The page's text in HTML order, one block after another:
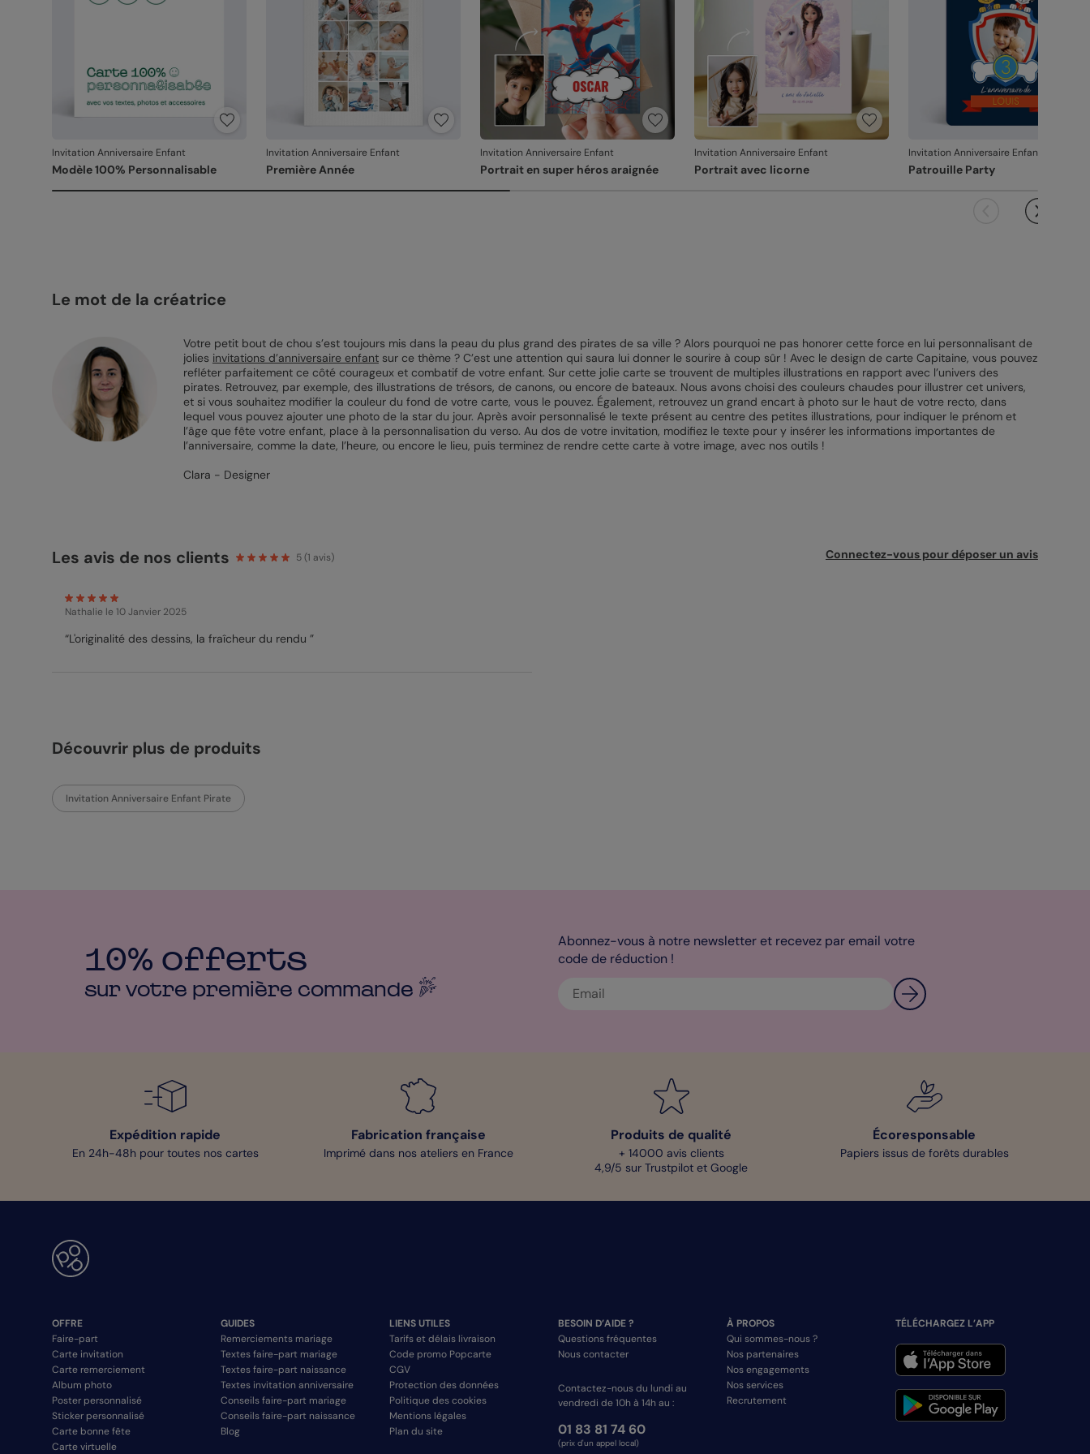
Invitation Anniversaire Enfant
Modèle 100% Personnalisable
Invitation Anniversaire Enfant
Première Année
Invitation Anniversaire Enfant
Portrait en super héros araignée
Invitation Anniversaire Enfant
Portrait avec licorne
Invitation Anniversaire Enfant
Patrouille Party
Le mot de la créatrice
Votre petit bout de chou s’est toujours mis dans la peau du plus grand des pirates de sa ville ? Alors pourquoi ne pas honorer cette force en lui personnalisant de
jolies invitations d’anniversaire enfantsur ce thème ? C’est une attention qui saura lui donner le sourire à coup sûr ! Avec le design de carte Capitaine, vous pouvez
refléter parfaitement ce côté courageux et combatif de votre enfant. Sur cette jolie carte se trouvent de multiples illustrations en rapport avec l’univers des
pirates. Retrouvez, par exemple, des illustrations de trésors, de canons, ou encore de bateaux. Nous avons choisi des couleurs chaudes pour illustrer cet univers,
et si vous souhaitez modifier la couleur du fond de votre carte, vous le pouvez. Également, retrouvez un grand encart à photo sur le haut de votre recto, dans
lequel vous pouvez ajouter une photo de la star du jour. Après avoir personnalisé le texte présent au centre des petites illustrations, pour indiquer le prénom et
l’âge que fête votre enfant, place à la personnalisation du verso. Au dos de votre invitation, modifiez le texte pour y insérer les informations importantes de
l’anniversaire, comme la date, l’heure, ou encore le lieu, puis terminez de rendre cette carte à votre image, avec nos outils !
Clara - Designer
Les avis de nos clients 5(1 avis) Connectez-vous pour déposer un avis
Nathalie le 10 Janvier 2025
“L'originalité des dessins, la fraîcheur du rendu ”
Découvrir plus de produits
Invitation Anniversaire Enfant Pirate
10% offerts
sur votre première commande
Abonnez-vous à notre newsletter et recevez par email votre
code de réduction !
Expédition rapide
En 24h-48h pour toutes nos cartes
Fabrication française
Imprimé dans nos ateliers en France
Produits de qualité
+ 14000 avis clients
4,9/5 sur Trustpilot et Google
Écoresponsable
Papiers issus de forêts durables
OFFRE
Faire-part
Carte invitation
Carte remerciement
Album photo
Poster personnalisé
Sticker personnalisé
Carte bonne fête
Carte virtuelle
GUIDES
Remerciements mariage
Textes faire-part mariage
Textes faire-part naissance
Textes invitation anniversaire
Conseils faire-part mariage
Conseils faire-part naissance
Blog
LIENS UTILES
Tarifs et délais livraison
Code promo Popcarte
CGV
Protection des données
Politique des cookies
Mentions légales
Plan du site
BESOIN D’AIDE ?
Questions fréquentes
Nous contacter
Contactez-nous du lundi au
vendredi de 10h à 14h au :
01 83 81 74 60
(prix d'un appel local)
À PROPOS
Qui sommes-nous ?
Nos partenaires
Nos engagements
Nos services
Recrutement
TÉLÉCHARGEZ L’APP